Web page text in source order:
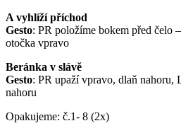
A vyhlíží příchod
Gesto: PR položíme bokem před čelo
otočka vpravo
Beránka v slávě
Gesto: PR upaží vpravo, dlaň nahoru,
nahoru
Opakujeme: č.1- 8 (2x)